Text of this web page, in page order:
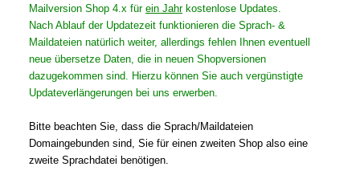
Mailversion Shop 4.x für ein Jahrkostenlose Updates.
Nach Ablauf der Updatezeit funktionieren die Sprach- &
Maildateien natürlich weiter, allerdings fehlen Ihnen eventuell
neue übersetze Daten, die in neuen Shopversionen
dazugekommen sind. Hierzu können Sie auch vergünstigte
Updateverlängerungen bei uns erwerben.
Bitte beachten Sie, dass die Sprach/Maildateien
Domaingebunden sind, Sie für einen zweiten Shop also eine
zweite Sprachdatei benötigen.